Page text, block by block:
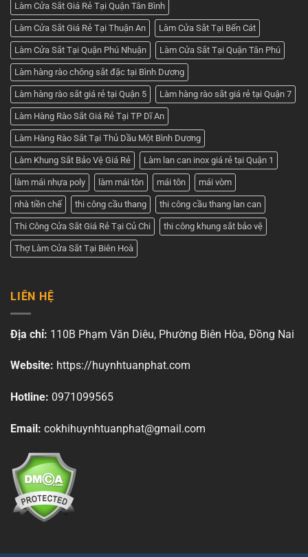
Làm Cửa Sắt Giá Rẻ Tại Quận Tân Bình
Làm Cửa Sắt Giá Rẻ Tại Thuận An Làm Cửa Sắt Tại Bến Cát
Làm Cửa Sắt Tại Quận Phú Nhuận Làm Cửa Sắt Tại Quận Tân Phú
Làm hàng rào chông sắt đặc tại Bình Dương
Làm hàng rào sắt giá rẻ tại Quận 5 Làm hàng rào sắt giá rẻ tại Quận 7
Làm Hàng Rào Sắt Giá Rẻ Tại TP Dĩ An
Làm Hàng Rào Sắt Tại Thủ Dầu Một Bình Dương
Làm Khung Sắt Bảo Vệ Giá Rẻ Làm lan can inox giá rẻ tại Quận 1
làm mái nhựa poly làm mái tôn mái tôn mái vòm
nhà tiền chế thi công cầu thang thi công cầu thang lan can
Thi Công Cửa Sắt Giá Rẻ Tại Củ Chi thi công khung sắt bảo vệ
Thợ Làm Cửa Sắt Tại Biên Hoà
LIÊN HỆ
Địa chỉ: 110B Phạm Văn Diêu, Phường Biên Hòa, Đồng Nai
Website: https://huynhtuanphat.com
Hotline: 0971099565
Email: cokhihuynhtuanphat@gmail.com